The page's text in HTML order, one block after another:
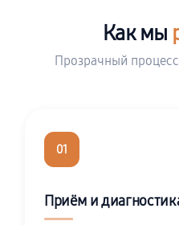
Как мы
Прозрачный
01
Приём и